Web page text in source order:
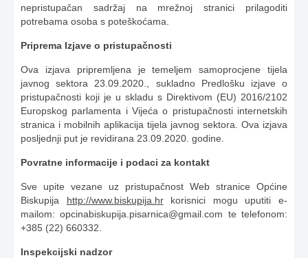
nepristupačan sadržaj na mrežnoj stranici prilagoditi
potrebama osoba s poteškoćama.
Priprema Izjave o pristupačnosti
Ova izjava pripremljena je temeljem samoprocjene tijela
javnog sektora 23.09.2020., sukladno Predlošku izjave o
pristupačnosti koji je u skladu s Direktivom (EU) 2016/2102
Europskog parlamenta i Vijeća o pristupačnosti internetskih
stranica i mobilnih aplikacija tijela javnog sektora. Ova izjava
posljednji put je revidirana 23.09.2020. godine.
Povratne informacije i podaci za kontakt
Sve upite vezane uz pristupačnost Web stranice Općine
Biskupija http://www.biskupija.hrkorisnici mogu uputiti e-
mailom:opcinabiskupija.pisarnica@gmail.com te telefonom:
+385 (22) 660332.
Inspekcijski nadzor